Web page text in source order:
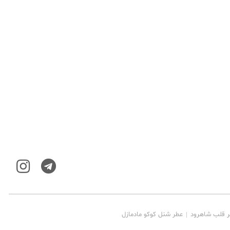
قلب شاهرود عطر شنل کوکو مادمازل